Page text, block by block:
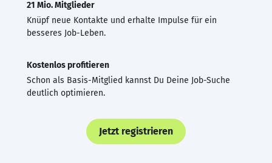
21 Mio. Mitglieder
Knüpf neue Kontakte und erhalte Impulse für ein
besseres Job-Leben.
Kostenlos profitieren
Schon als Basis-Mitglied kannst Du Deine Job-Suche
deutlich optimieren.
Jetzt registrieren